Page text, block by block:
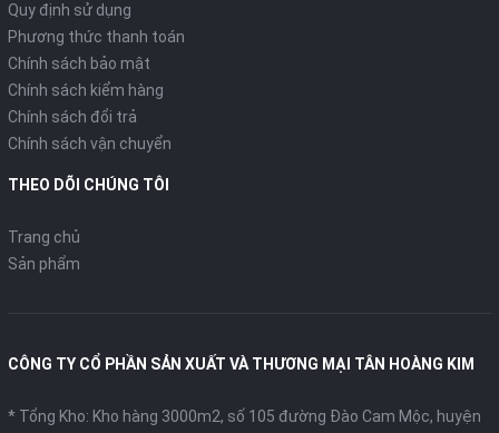
Quy định sử dụng
Phương thức thanh toán
Chính sách bảo mật
Chính sách kiểm hàng
Chính sách đổi trả
Chính sách vận chuyển
THEO DÕI CHÚNG TÔI
Trang chủ
Sản phẩm
CÔNG TY CỔ PHẦN SẢN XUẤT VÀ THƯƠNG MẠI TÂN HOÀNG KIM
* Tổng Kho: Kho hàng 3000m2, số 105 đường Đào Cam Mộc, huyện